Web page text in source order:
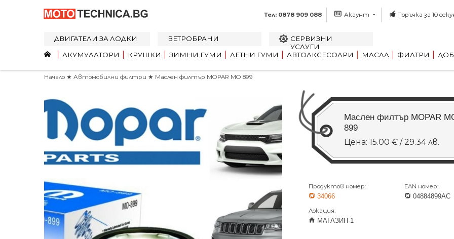
Тел: 0878 909 088 Акаунт Поръчка за 10
ДВИГАТЕЛИ ЗА ЛОДКИ ВЕТРОБРАНИ
СЕРВИЗНИ
УСЛУГИ
АКУМУЛАТОРИ
КРУШКИ ЗИМНИ ГУМИ ЛЕТНИ ГУМИ АВТОАКСЕСОАРИ МАСЛА ФИЛТРИ
Начало ★ Автомобилни филтри ★ Маслен филтър MOPAR MO 899
Маслен филтър MOPAR
899
Цена: 15.00 € / 29.34 лв.
Продуктов номер:
34066
EAN номер:
04884899AC
Локация:
МАГАЗИН 1